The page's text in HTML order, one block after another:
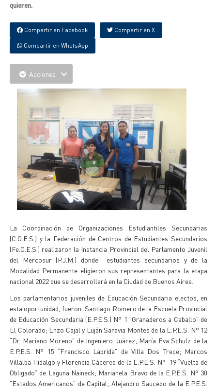
quieren.
Compartir en Facebook Compartir en X
Compartir en WhatsApp
Acciones
La Coordinación de Organizaciones Estudiantiles Secundarias
(C.O.E.S.) y la Federación de Centros de Estudiantes Secundarios
(Fe.C.E.S.) realizaron la Instancia Provincial del Parlamento Juvenil
del Mercosur (P.J.M.) donde estudiantes secundarios y de la
Modalidad Permanente eligieron sus representantes para la etapa
nacional 2022 que se desarrollará en la Ciudad de Buenos Aires.
Los parlamentarios juveniles de Educación Secundaria electos, en
esta oportunidad, fueron: Santiago Romero de la Escuela Provincial
de Educación Secundaria (E.P.E.S.) N° 1 “Granaderos a Caballo” de
El Colorado; Enzo Cajal y Luján Saravia Montes de la E.P.E.S. N° 12
“Dr. Mariano Moreno” de Ingeniero Juárez; María Eva Schulz de la
E.P.E.S. N° 15 “Francisco Laprida” de Villa Dos Trece; Marcos
Villalba Hidalgo y Florencia Cáceres de la E.P.E.S. N° 19 “Vuelta de
Obligado” de Laguna Naineck; Marianela Bravo de la E.P.E.S. N° 30
“Estados Americanos” de Capital; Alejandro Saucedo de la E.P.E.S.